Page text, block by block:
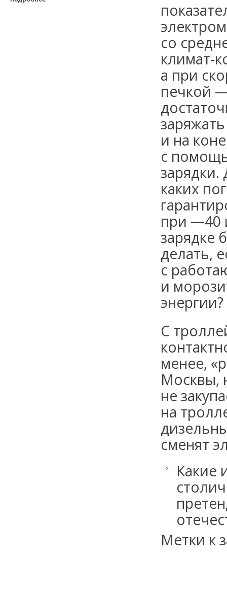
со
климат-
а при
печкой
и на
с
зарядки.
каких
при —40
зарядке
делать,
с
и
энергии?
С
менее,
Москвы,
не
на
сменят
Какие
Метки к